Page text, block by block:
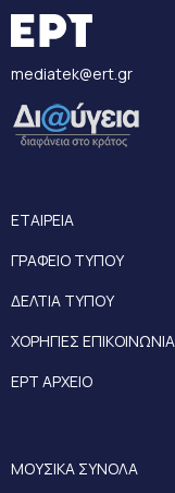
mediatek@ert.gr
ΕΤΑΙΡΕΙΑ
ΓΡΑΦΕΙΟ ΤΥΠΟΥ
ΔΕΛΤΙΑ ΤΥΠΟΥ
ΧΟΡΗΓΙΕΣ
ΕΡΤ ΑΡΧΕΙΟ
ΜΟΥΣΙΚΑ ΣΥΝΟΛΑ